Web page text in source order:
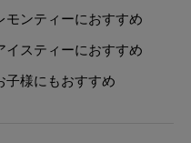
モンティーにおすすめ
イスティーにおすすめ
子様にもおすすめ